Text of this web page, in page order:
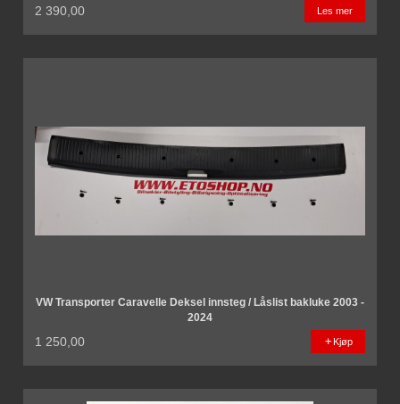
2 390,00 Les mer
VW Transporter Caravelle Deksel innsteg / Låslist bakluke 2003 -
2024
1 250,00 Kjøp